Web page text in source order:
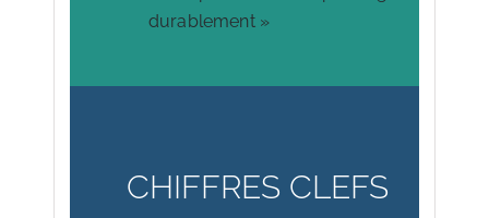
durablement »
CHIFFRES CLEFS